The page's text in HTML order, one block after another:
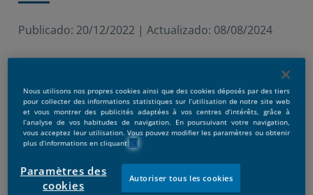
Publicado: 20/12/2022 | Actualizado: 08/08/2024
secteur en pleine croissance
Le sport tient une place très centrale dans notre
monde contemporain, tant au niveau national
qu'international, car il est perçu comme un secteur
d'activité à fort poids sur le plan économique. Il est
Nous utilisons nos propres cookies ainsi que des cookies déposés par des tiers
pour collecter des informations statistiques sur l’utilisation de notre site web
et vous montrer des publicités adaptées à vos centres d’intérêts, grâce à
l’analyse de vos habitudes de navigation. En poursuivant votre navigation,
vous acceptez leur utilisation. Vous pouvez modifier les paramètres ou obtenir
plus d’informations en cliquant ICI
Paramètres des
cookies
Autoriser tous les cookies